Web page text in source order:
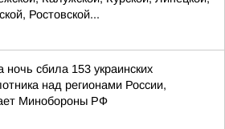
Ростовской...
ночь сбила 153 украинских
над регионами России,
Минобороны РФ